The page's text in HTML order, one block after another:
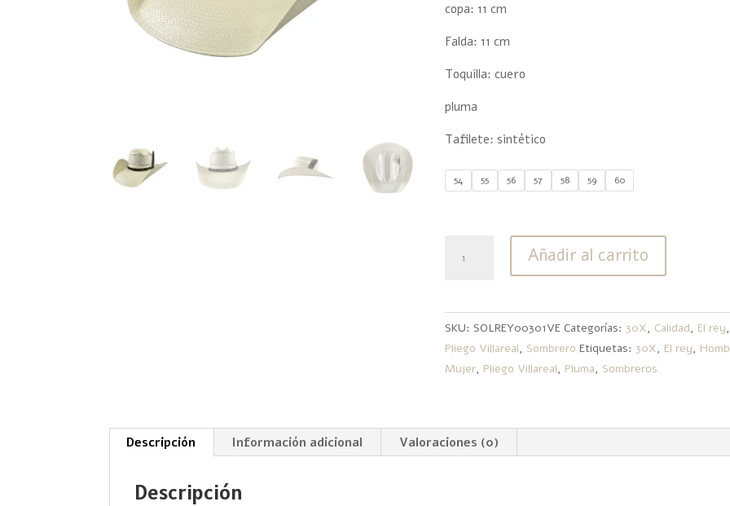
copa: 11 cm
Falda: 11 cm
Toquilla: cuero
pluma
Tafilete: sintético
54 55 56 57 58 59 60
Añadir al carrito
SKU: SOLREY00301VE Categorías:30X, Calidad, El rey,
Pliego Villareal, Sombrero Etiquetas:30X, El rey,
Mujer, Pliego Villareal, Pluma, Sombreros
Descripción Información adicional Valoraciones (0)
Descripción